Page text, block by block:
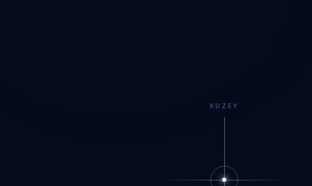
KUZEY